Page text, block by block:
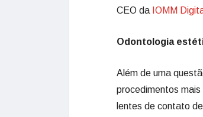
CEO da IOMM
Odontologia
Além de uma
procedimentos
lentes de contato